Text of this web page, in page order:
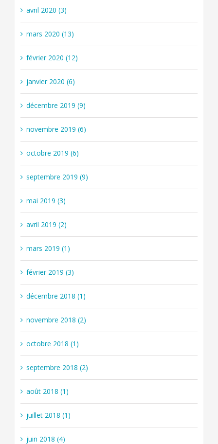
avril 2020 (3)
mars 2020 (13)
février 2020 (12)
janvier 2020 (6)
décembre 2019 (9)
novembre 2019 (6)
octobre 2019 (6)
septembre 2019 (9)
mai 2019 (3)
avril 2019 (2)
mars 2019 (1)
février 2019 (3)
décembre 2018 (1)
novembre 2018 (2)
octobre 2018 (1)
septembre 2018 (2)
août 2018 (1)
juillet 2018 (1)
juin 2018 (4)